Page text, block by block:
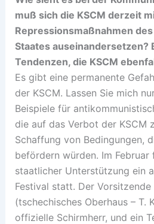
muß sich die KSCM derzeit
Repressionsmaßnahmen
Staates auseinandersetzen?
Tendenzen, die KSCM
Es gibt eine permanente
der KSCM. Lassen Sie mich
Beispiele für
die auf das Verbot der KSCM
Schaffung von Bedingungen,
befördern würden. Im Februar
staatlicher Unterstützung ein
Festival statt. Der Vorsitzende
(tschechisches Oberhaus – T.
offizielle Schirmherr, und ein